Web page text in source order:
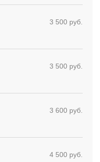
3 500 руб.
3 500 руб.
3 600 руб.
4 500 руб.